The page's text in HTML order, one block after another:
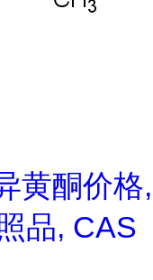
黄酮价格,
品, CAS